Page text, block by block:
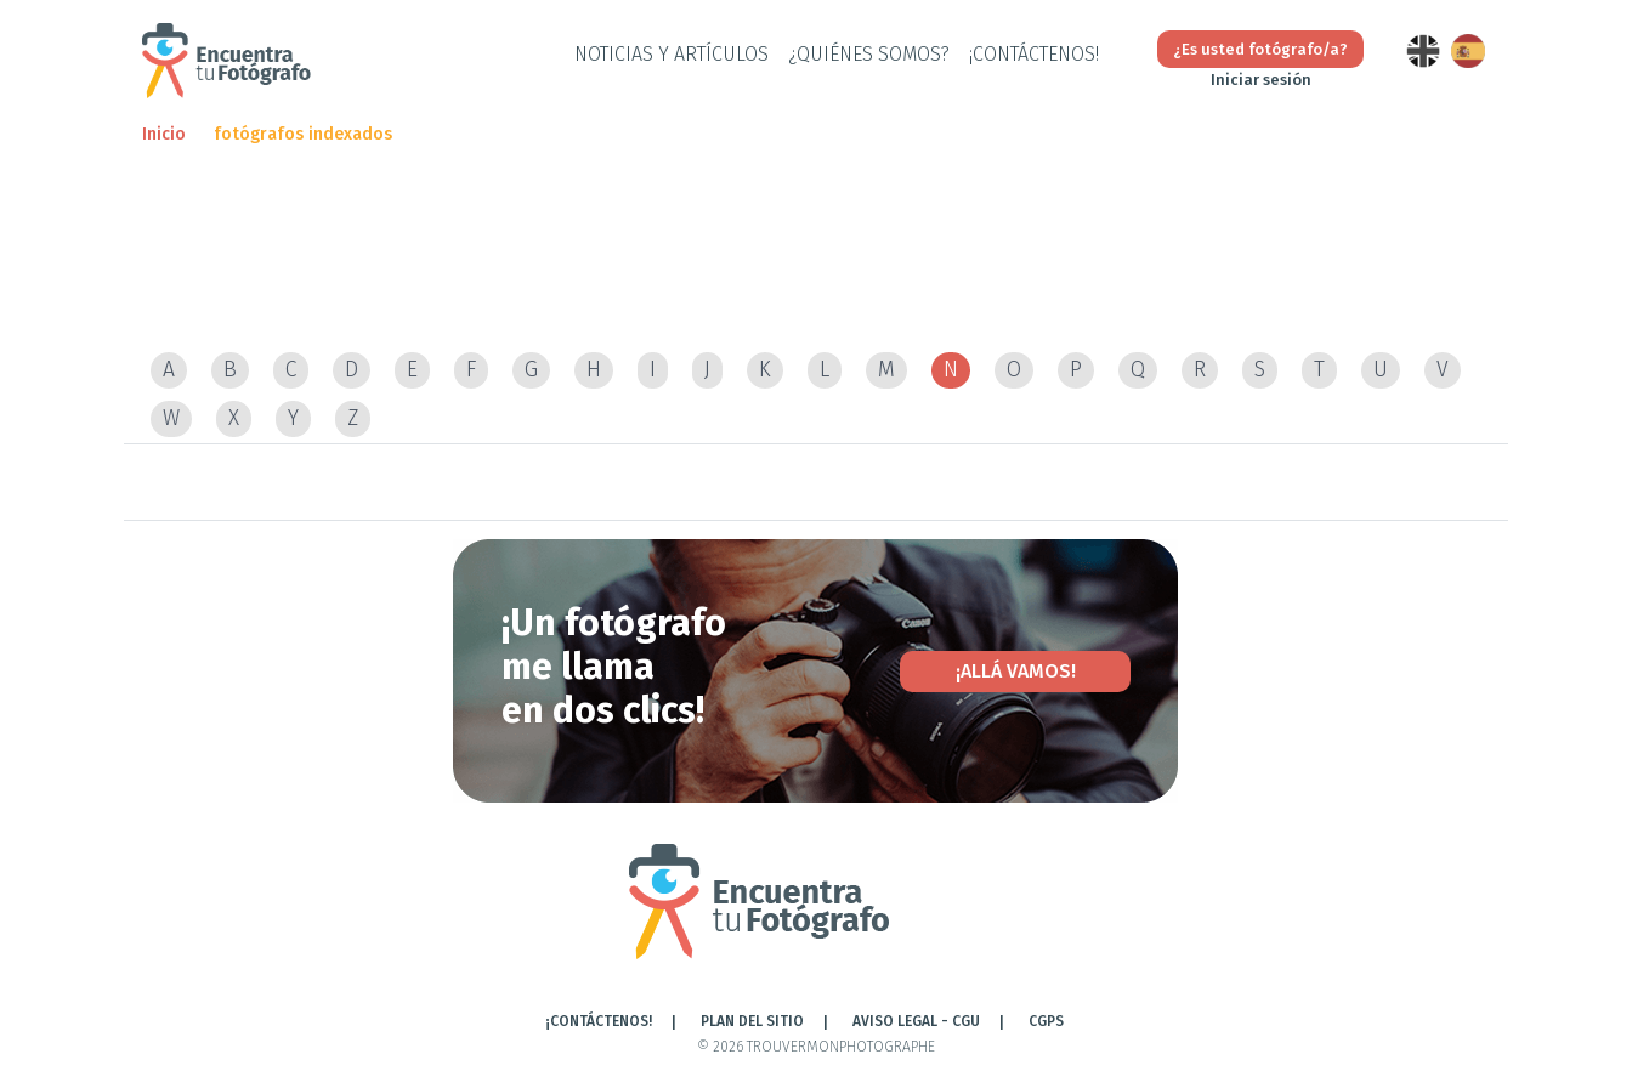
NOTICIAS Y ARTÍCULOS ¿QUIÉNES SOMOS? ¡CONTÁCTENOS!
¿Es usted fotógrafo/a?
Iniciar sesión
Inicio fotógrafos indexados
A B C D E F G H J K L M N O P Q R S T U
V
W
X Y Z
¡Un fotógrafo
me llama
en dos clics!
¡ALLÁ VAMOS!
¡CONTÁCTENOS! PLAN DEL SITIO AVISO LEGAL - CGU
CGPS
© 2026 TROUVERMONPHOTOGRAPHE